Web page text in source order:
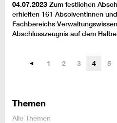
04.07.2023 Zum festlichen
erhielten 161 Absolventinnen
Fachbereichs
Abschlusszeugnis auf dem
1 2 3 4 5
Themen
Alle Themen